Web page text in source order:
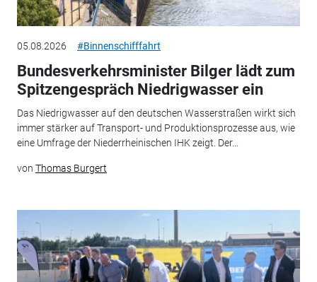
05.08.2026 #Binnenschifffahrt
Bundesverkehrsminister Bilger lädt zum
Spitzengespräch Niedrigwasser ein
Das Niedrigwasser auf den deutschen Wasserstraßen wirkt sich
immer stärker auf Transport- und Produktionsprozesse aus, wie
eine Umfrage der Niederrheinischen IHK zeigt. Der...
von Thomas Burgert